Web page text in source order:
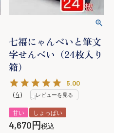
七福にゃんべいと筆文
字せんべい（24枚入り
箱）
5.00
（4） レビューを見る
甘い しょっぱい
4,670 税込